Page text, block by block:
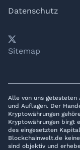
Datenschutz
YouTube
𝕏LinkedIn
Telegram
Sitemap
Alle von uns getesteten
und Auflagen. Der
Kryptowährungen
Kryptowährungen birgt
des eingesetzten
Blockchainwelt.de
sind objektiv und